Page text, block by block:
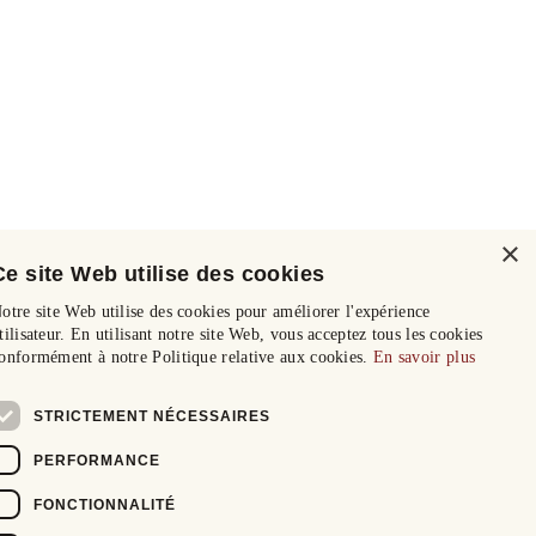
×
site Web utilise des cookies
site Web utilise des cookies pour améliorer l'expérience
En utilisant notre site Web, vous acceptez tous les cookies
à notre Politique relative aux cookies. En savoir plus
STRICTEMENT NÉCESSAIRES
PERFORMANCE
FONCTIONNALITÉ